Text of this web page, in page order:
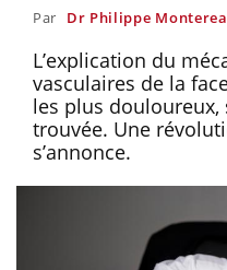
Par Dr Philippe
L’explication du
vasculaires de la
les plus
trouvée. Une
s’annonce.